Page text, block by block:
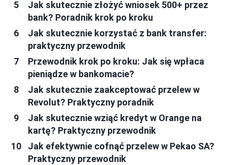
Jak skutecznie złożyć wniosek 500+ przez
bank? Poradnik krok po kroku
Jak skutecznie korzystać z bank transfer:
praktyczny przewodnik
Przewodnik krok po kroku: Jak się wpłaca
pieniądze w bankomacie?
Jak skutecznie zaakceptować przelew w
Revolut? Praktyczny poradnik
Jak skutecznie wziąć kredyt w Orange na
kartę? Praktyczny przewodnik
Jak efektywnie cofnąć przelew w Pekao SA?
Praktyczny przewodnik